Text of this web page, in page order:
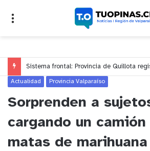
Actualidad Provincia Valparaíso
Sorprenden a
cargando un camión
matas de